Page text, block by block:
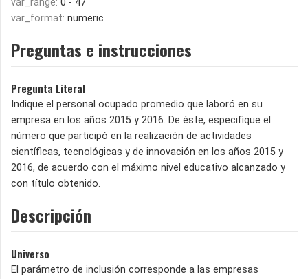
var_format: numeric
Preguntas e instrucciones
Pregunta Literal
Indique el personal ocupado promedio que laboró en su
empresa en los años 2015 y 2016. De éste, especifique el
número que participó en la realización de actividades
científicas, tecnológicas y de innovación en los años 2015 y
2016, de acuerdo con el máximo nivel educativo alcanzado y
con título obtenido.
Descripción
Universo
El parámetro de inclusión corresponde a las empresas